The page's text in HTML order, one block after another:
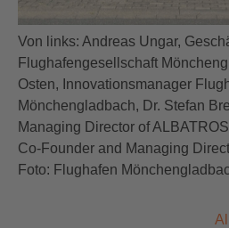
Von links: Andreas Ungar,
Flughafengesellschaft
Osten, Innovationsmanager
Mönchengladbach, Dr. Stefan
Managing Director of
Co-Founder and Managing
Foto: Flughafen